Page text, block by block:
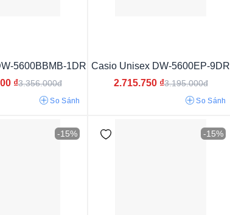
5600BBMB-1DR
₫3.356.000đ
So Sánh
Casio Unisex DW-5600EP-9DR
2.715.750 ₫3.195.000đ
So Sánh
-15% -15%